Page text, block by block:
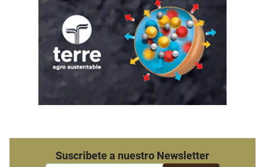
Suscribete a nuestro Newsletter